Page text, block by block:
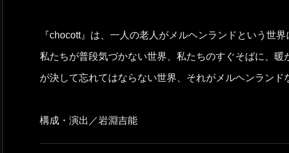
『chocott』は、一人の老人がメルヘンランドという世界
私たちが普段気づかない世界、私たちのすぐそばに、
が決して忘れてはならない世界、それがメルヘンランド
構成・演出／岩淵吉能